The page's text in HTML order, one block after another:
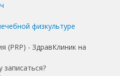
физкультуре
записаться?